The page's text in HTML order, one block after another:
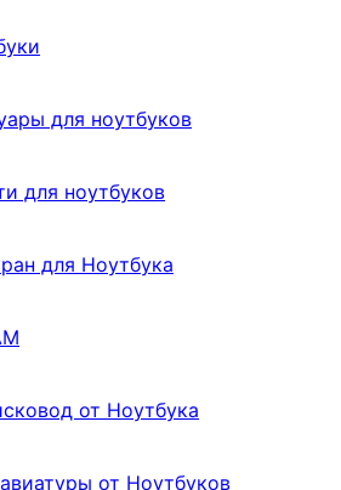
для ноутбуков
для ноутбуков
для Ноутбука
от Ноутбука
от Ноутбуков